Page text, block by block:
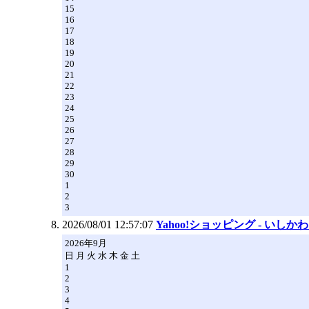
15
16
17
18
19
20
21
22
23
24
25
26
27
28
29
30
1
2
3
2026/08/01 12:57:07 Yahoo!ショッピング - いしか
2026年9月
日 月 火 水 木 金 土
1
2
3
4